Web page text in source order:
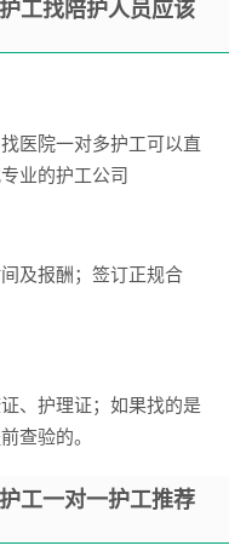
工找陪护人员应该
医院一对多护工可以直
业的护工公司
及报酬；签订正规合
、护理证；如果找的是
查验的。
工一对一护工推荐